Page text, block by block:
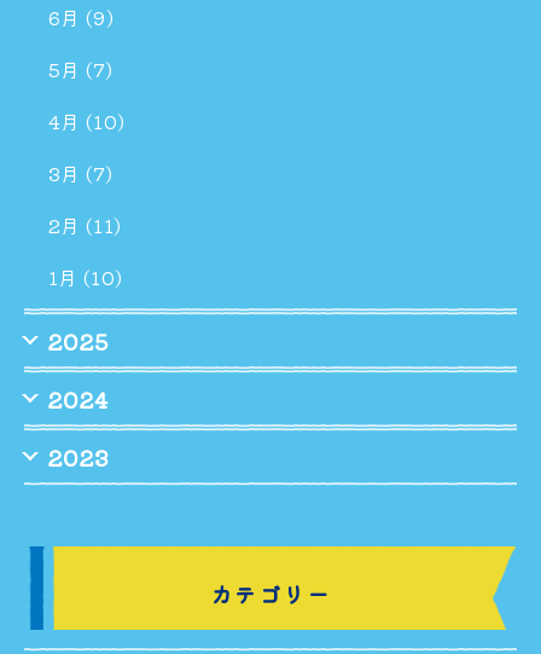
6月 (9)
5月 (7)
4月 (10)
3月 (7)
2月 (11)
1月 (10)
2025
2024
2023
カテゴリー